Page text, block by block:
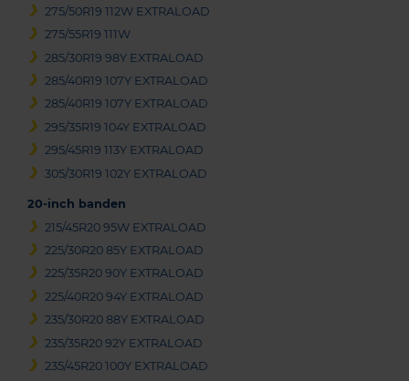
275/50R19 112W EXTRALOAD
275/55R19 111W
285/30R19 98Y EXTRALOAD
285/40R19 107Y EXTRALOAD
285/40R19 107Y EXTRALOAD
295/35R19 104Y EXTRALOAD
295/45R19 113Y EXTRALOAD
305/30R19 102Y EXTRALOAD
20-inch banden
215/45R20 95W EXTRALOAD
225/30R20 85Y EXTRALOAD
225/35R20 90Y EXTRALOAD
225/40R20 94Y EXTRALOAD
235/30R20 88Y EXTRALOAD
235/35R20 92Y EXTRALOAD
235/45R20 100Y EXTRALOAD